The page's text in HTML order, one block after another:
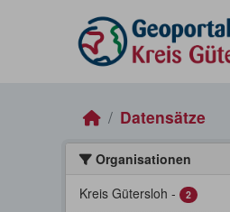
Datensätze
Organisationen
Kreis Gütersloh - 2